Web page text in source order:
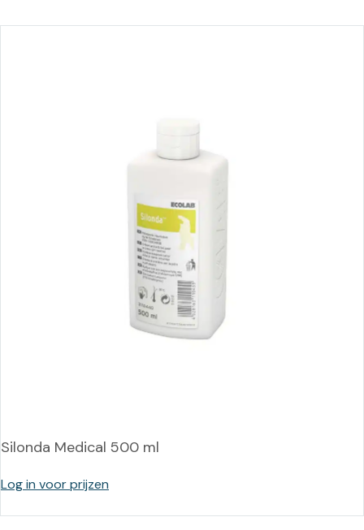
Silonda Medical 500 ml
Log in voor prijzen